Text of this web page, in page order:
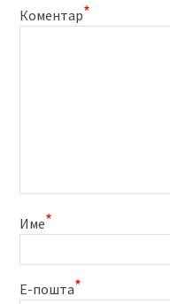
Коментар*
Име*
Е-пошта*